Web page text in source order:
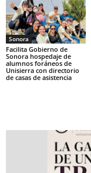
Sonora
Facilita Gobierno de
Sonora hospedaje de
alumnos foráneos de
Unisierra con directorio
de casas de asistencia